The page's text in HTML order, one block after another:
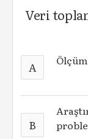
Veri
A
B